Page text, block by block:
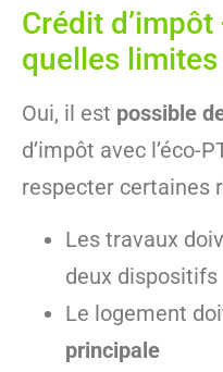
Crédit
quelles limites
Oui, il est possible
d’impôt avec l’éco-
respecter certaines
Les travaux
deux dispositifs
Le logement
principale